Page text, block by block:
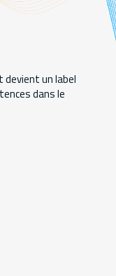
devient un label
dans le